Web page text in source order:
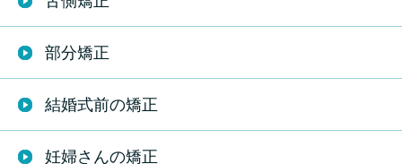
部分矯正
結婚式前の矯正
妊婦さんの矯正